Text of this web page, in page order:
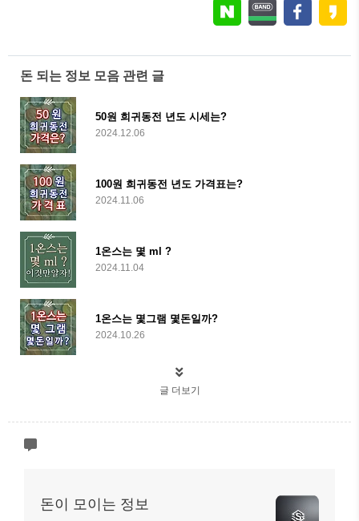
돈 되는 정보 모음 관련 글
50원 희귀동전 년도 시세는?
2024.12.06
100원 희귀동전 년도 가격표는?
2024.11.06
1온스는 몇 ml ?
2024.11.04
1온스는 몇그램 몇돈일까?
2024.10.26
글 더보기
돈이 모이는 정보